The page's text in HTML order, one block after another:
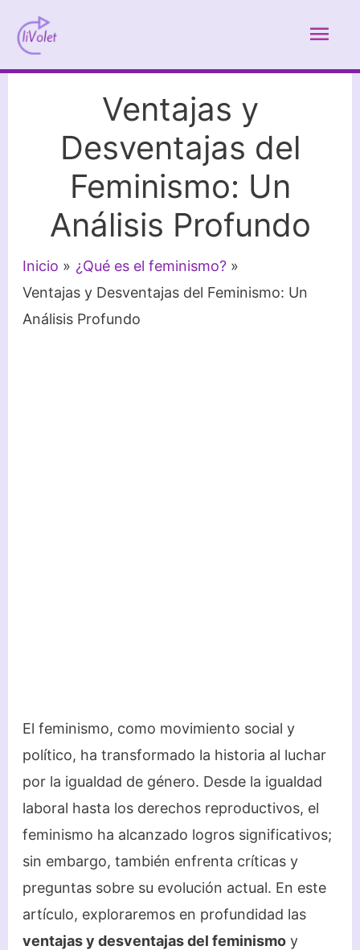
contenido
Ventajas y
Desventajas del
Feminismo: Un
Análisis Profundo
Inicio
¿Qué es el feminismo?
Ventajas y Desventajas del Feminismo: Un
Análisis Profundo
El feminismo, como movimiento social y
político, ha transformado la historia al luchar
por la igualdad de género. Desde la igualdad
laboral hasta los derechos reproductivos, el
feminismo ha alcanzado logros significativos;
sin embargo, también enfrenta críticas y
preguntas sobre su evolución actual. En este
artículo, exploraremos en profundidad las
ventajas y desventajas del feminismoy